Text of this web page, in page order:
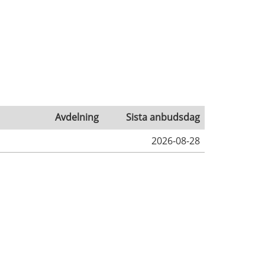
Avdelning
Sista anbudsdag
2026-08-28